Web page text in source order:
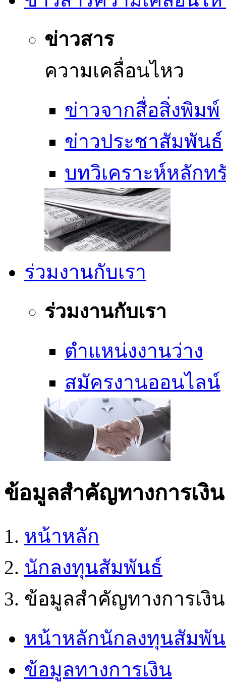
ข่าวสาร
ความเคลื่อนไหว
ข่าวจากสื่อสิ่งพิมพ์
ข่าวประชาสัมพันธ์
บทวิเคราะห์หลักท
ร่วมงานกับเรา
ร่วมงานกับเรา
ตำแหน่งงานว่าง
สมัครงานออนไลน์
ข้อมูลสำคัญทางการเงิน
หน้าหลัก
นักลงทุนสัมพันธ์
ข้อมูลสำคัญทางการเงิน
หน้าหลักนักลงทุนสัมพั
ข้อมูลทางการเงิน